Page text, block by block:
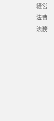
経営
法曹
法務